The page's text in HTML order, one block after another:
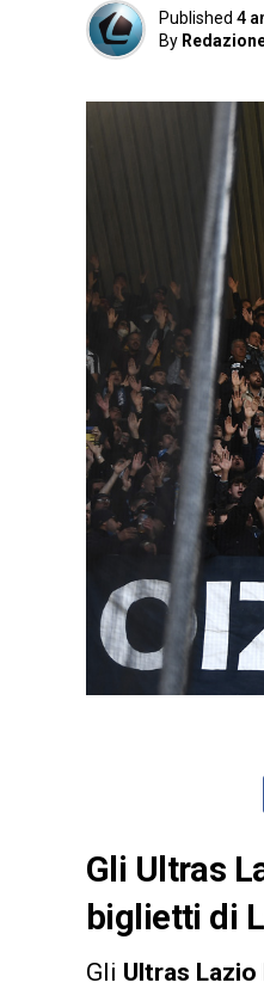
Published 4
By
Gli Ultras
biglietti di
Gli Ultras Lazio